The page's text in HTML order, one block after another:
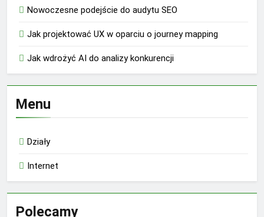
Nowoczesne podejście do audytu SEO
Jak projektować UX w oparciu o journey mapping
Jak wdrożyć AI do analizy konkurencji
Menu
Działy
Internet
Polecamy